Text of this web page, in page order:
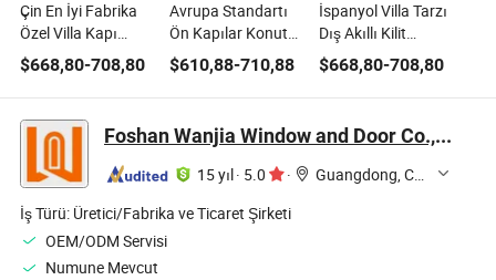
Çin En İyi Fabrika
Özel Villa Kapı
Tasarımları Lüks
Villa Pivot Modern
Dökme Alüminyum
Ön Giriş Kurşun
Geçirmez Güvenlik
Evi Ön Kapıları
$668,80-708,80
Avrupa Standartı
Ön Kapılar Konut
Ana Girişi Uygun
Fiyatlı Güvenlik
Dökme Alüminyum
$610,88-710,88
İspanyol Villa Tarzı
Dış Akıllı Kilit
Güvenliği Konut
Modern Ön Giriş
Dökme Alüminyum
$668,80-708,80
Foshan Wanjia Window and Door Co., Ltd.
15 yıl· 5.0 ·
Guangdong, China
İş Türü: Üretici/Fabrika ve Ticaret Şirketi
OEM/ODM Servisi
Numune Mevcut